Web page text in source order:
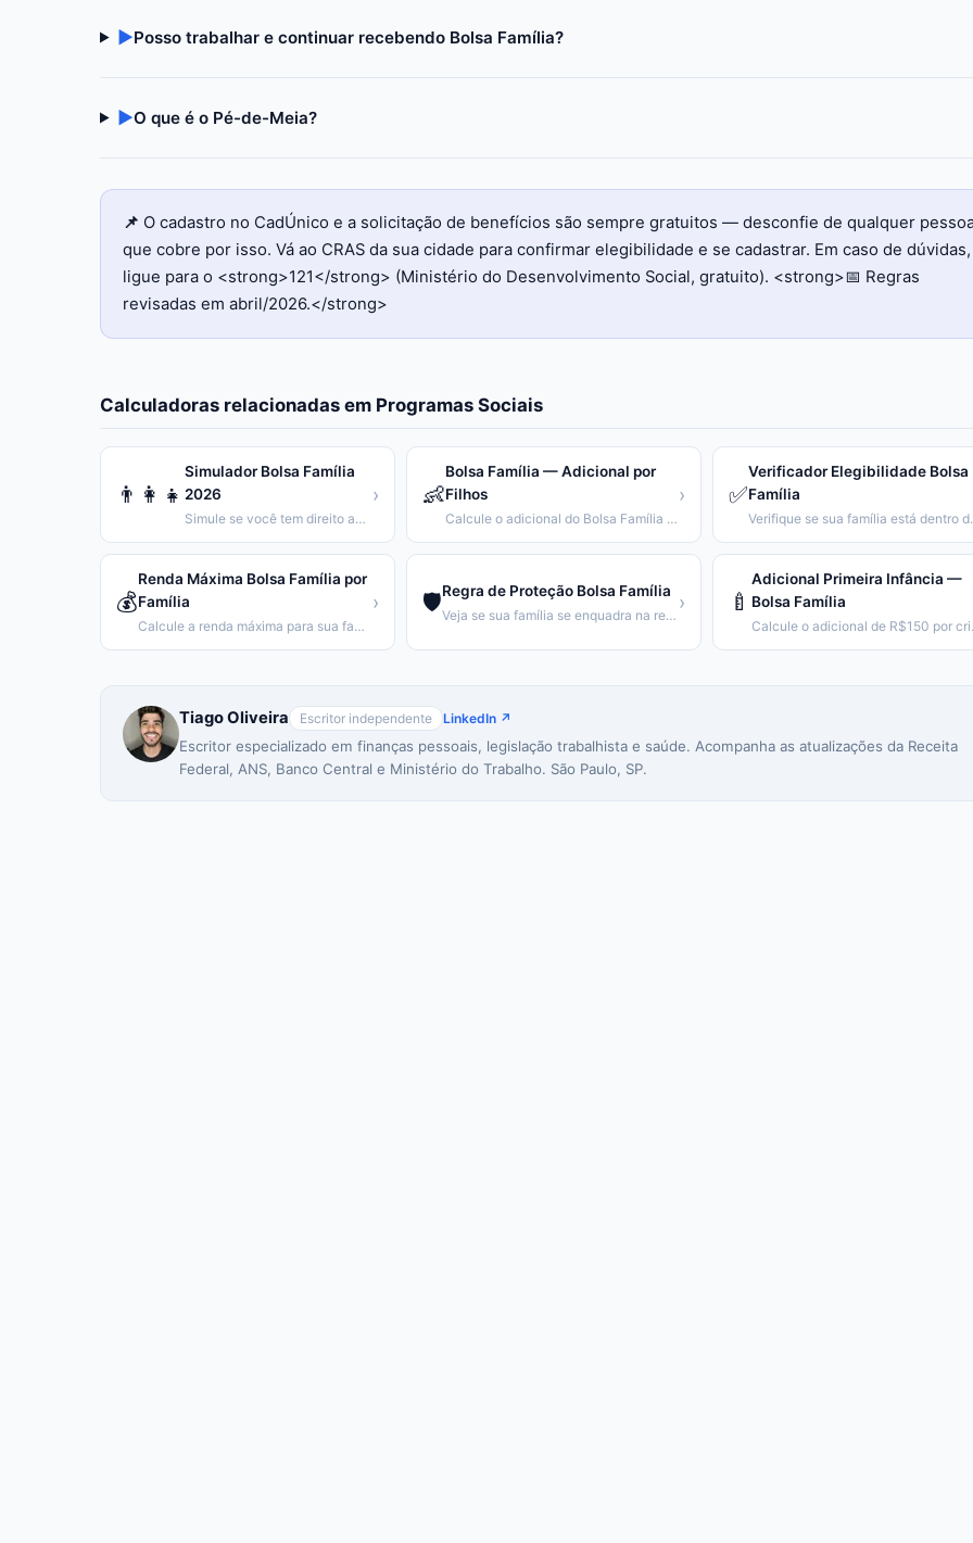
▶Posso trabalhar e continuar recebendo Bolsa Família?
▶O que é o Pé-de-Meia?
📌 O cadastro no CadÚnico e a solicitação de benefícios são sempre gratuitos — desconfie de qualquer
que cobre por isso. Vá ao CRAS da sua cidade para confirmar elegibilidade e se cadastrar. Em caso de dúvidas,
ligue para o <strong>121</strong> (Ministério do Desenvolvimento Social, gratuito). <strong>📅 Regras
revisadas em abril/2026.</strong>
Calculadoras relacionadas em Programas Sociais
👨‍👩‍👧
Simulador Bolsa Família
2026
Simule se você tem direito ao Bolsa Família e calcule o valor.
› 👶
Bolsa Família — Adicional por
Filhos
Calcule o adicional do Bolsa Família conforme número e idade dos filhos.
› ✅
Verificador Elegibilidade Bolsa
Família
Verifique se
💰
Renda Máxima Bolsa Família por
Família
Calcule a renda máxima para sua família receber o Bolsa Família.
› 🛡️Regra de Proteção Bolsa Família
Veja se sua família se enquadra na regra de proteção (emancipação gradual).
› 🍼
Adicional Primeira Infância —
Bolsa Família
Calcule
Tiago Oliveira Escritor independente LinkedIn ↗
Escritor especializado em finanças pessoais, legislação trabalhista e saúde. Acompanha as atualizações da Receita
Federal, ANS, Banco Central e Ministério do Trabalho. São Paulo, SP.